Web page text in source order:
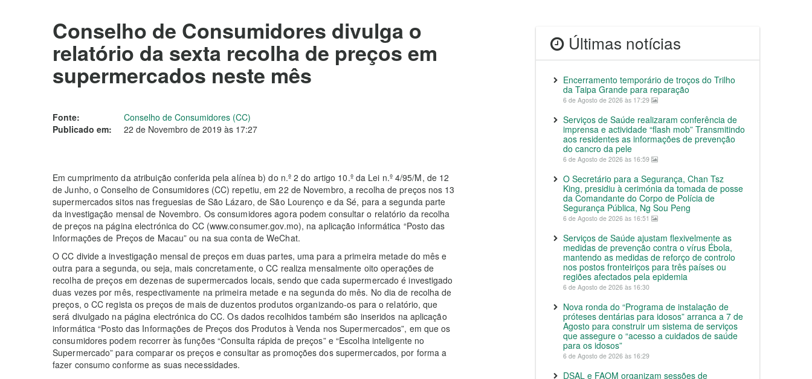
Conselho de Consumidores divulga o
relatório da sexta recolha de preços em
supermercados neste mês
Fonte:
Conselho de Consumidores (CC)
Publicado em:
22 de Novembro de 2019 às 17:27
Em cumprimento da atribuição conferida pela alínea b) do n.º 2 do artigo 10.º da Lei n.º 4/95/M, de 12
de Junho, o Conselho de Consumidores (CC) repetiu, em 22 de Novembro, a recolha de preços nos 13
supermercados sitos nas freguesias de São Lázaro, de São Lourenço e da Sé, para a segunda parte
da investigação mensal de Novembro. Os consumidores agora podem consultar o relatório da recolha
de preços na página electrónica do CC (www.consumer.gov.mo), na aplicação informática “Posto das
Informações de Preços de Macau” ou na sua conta de WeChat.
O CC divide a investigação mensal de preços em duas partes, uma para a primeira metade do mês e
outra para a segunda, ou seja, mais concretamente, o CC realiza mensalmente oito operações de
recolha de preços em dezenas de supermercados locais, sendo que cada supermercado é investigado
duas vezes por mês, respectivamente na primeira metade e na segunda do mês. No dia de recolha de
preços, o CC regista os preços de mais de duzentos produtos organizando-os para o relatório, que
será divulgado na página electrónica do CC. Os dados recolhidos também são inseridos na aplicação
informática “Posto das Informações de Preços dos Produtos à Venda nos Supermercados”, em que os
consumidores podem recorrer às funções “Consulta rápida de preços” e “Escolha inteligente no
Supermercado” para comparar os preços e consultar as promoções dos supermercados, por forma a
fazer consumo conforme as suas necessidades.
Últimas notícias
Encerramento temporário de troços do Trilho
da Taipa Grande para reparação
6 de Agosto de 2026 às 17:29
Serviços de Saúde realizaram conferência de
imprensa e actividade “flash mob” Transmitindo
aos residentes as informações de prevenção
do cancro da pele
6 de Agosto de 2026 às 16:59
O Secretário para a Segurança, Chan Tsz
King, presidiu à cerimónia da tomada de posse
da Comandante do Corpo de Polícia de
Segurança Pública, Ng Sou Peng
6 de Agosto de 2026 às 16:51
Serviços de Saúde ajustam flexivelmente as
medidas de prevenção contra o vírus Ébola,
mantendo as medidas de reforço de controlo
nos postos fronteiriços para três países ou
regiões afectados pela epidemia
6 de Agosto de 2026 às 16:30
Nova ronda do “Programa de instalação de
próteses dentárias para idosos” arranca a 7 de
Agosto para construir um sistema de serviços
que assegure o “acesso a cuidados de saúde
para os idosos”
6 de Agosto de 2026 às 16:29
DSAL e FAOM organizam sessões de